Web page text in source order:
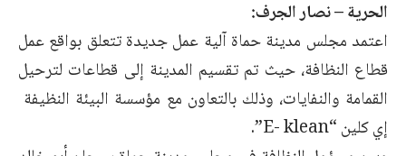
الحرية – نصار الجرف:
اعتمد مجلس مدينة حماة آلية عمل جديدة تتعلق بواقع عمل
قطاع النظافة، حيث تم تقسيم المدينة إلى قطاعات لترحيل
القمامة والنفايات، وذلك بالتعاون مع مؤسسة البيئة النظيفة
إي كلين “E- klean”.